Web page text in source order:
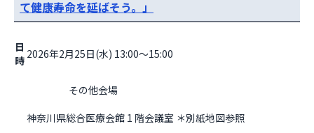
て健康寿命を延ばそう。」
日
時 2026年2月25日(水) 13:00～15:00
神奈川県総合医療会館 1 階会議室 ＊別紙地図参照